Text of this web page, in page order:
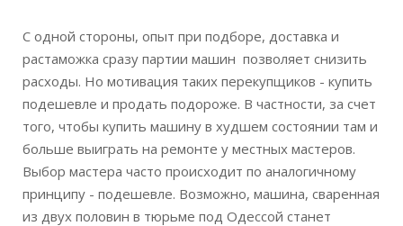
С одной стороны, опыт при подборе, доставка и
растаможка сразу партии машин позволяет снизить
расходы. Но мотивация таких перекупщиков - купить
подешевле и продать подороже. В частности, за счет
того, чтобы купить машину в худшем состоянии там и
больше выиграть на ремонте у местных мастеров.
Выбор мастера часто происходит по аналогичному
принципу - подешевле. Возможно, машина, сваренная
из двух половин в тюрьме под Одессой станет